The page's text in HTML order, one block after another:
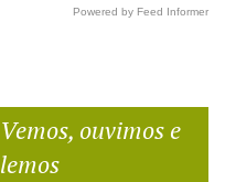
Powered by Feed Informer
Vemos, ouvimos e
lemos